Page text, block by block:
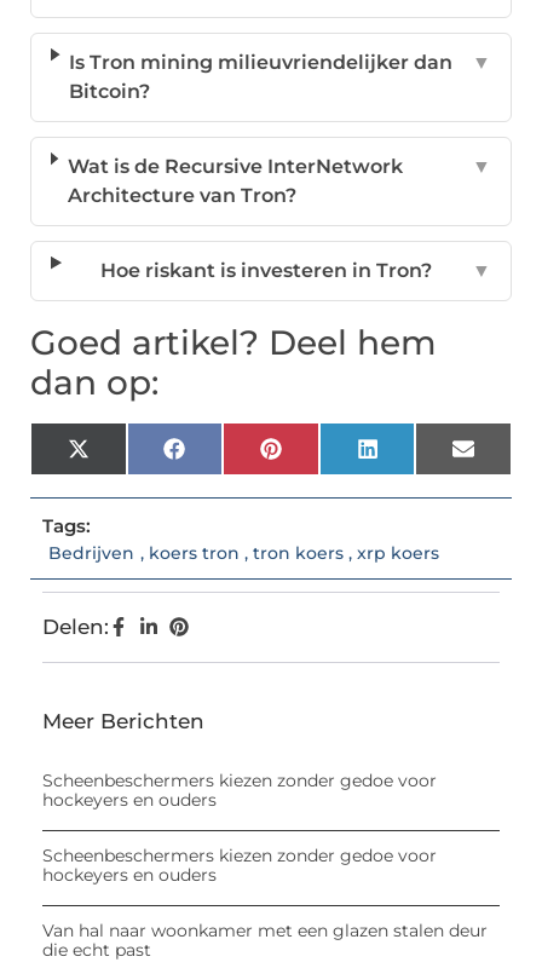
Is Tron mining milieuvriendelijker dan
Bitcoin?
▼
Wat is de Recursive InterNetwork
Architecture van Tron?
▼
Hoe riskant is investeren in Tron? ▼
Goed artikel? Deel hem
dan op:
X
(Twitter)
FacebookPinterestLinkedIn Email
Tags:
Bedrijven , koers tron , tron koers , xrp koers
Delen:
Meer Berichten
Scheenbeschermers kiezen zonder gedoe voor
hockeyers en ouders
Scheenbeschermers kiezen zonder gedoe voor
hockeyers en ouders
Van hal naar woonkamer met een glazen stalen deur
die echt past